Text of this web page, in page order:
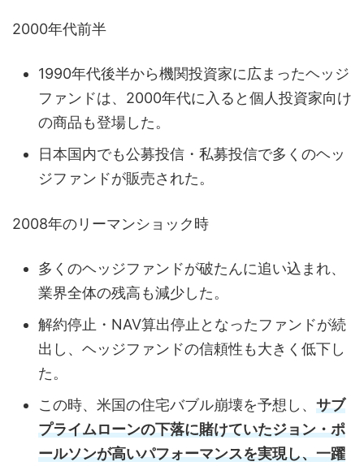
2000年代前半
1990年代後半から機関投資家に広まったヘッジ
ファンドは、2000年代に入ると個人投資家向け
の商品も登場した。
日本国内でも公募投信・私募投信で多くのヘッ
ジファンドが販売された。
2008年のリーマンショック時
多くのヘッジファンドが破たんに追い込まれ、
業界全体の残高も減少した。
解約停止・NAV算出停止となったファンドが続
出し、ヘッジファンドの信頼性も大きく低下し
た。
この時、米国の住宅バブル崩壊を予想し、 サブ
プライムローンの下落に賭けていたジョン・ポ
ールソンが高いパフォーマンスを実現し、一躍